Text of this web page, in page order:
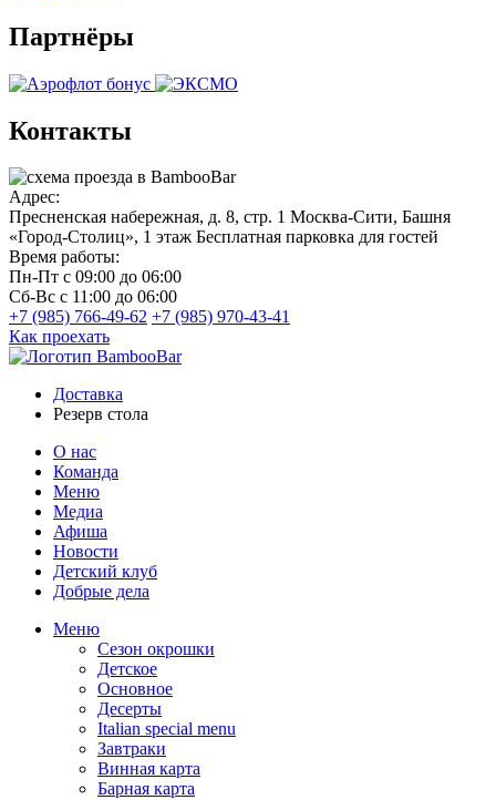
Партнёры
Контакты
Адрес:
Пресненская набережная, д. 8, стр. 1 Москва-Сити, Башня
«Город-Столиц», 1 этаж Бесплатная парковка для гостей
Время работы:
Пн-Пт с 09:00 до 06:00
Сб-Вс с 11:00 до 06:00
+7 (985) 766-49-62 +7 (985) 970-43-41
Как проехать
Доставка
Резерв стола
О нас
Команда
Меню
Медиа
Афиша
Новости
Детский клуб
Добрые дела
Меню
Сезон окрошки
Детское
Основное
Десерты
Italian special menu
Завтраки
Винная карта
Барная карта